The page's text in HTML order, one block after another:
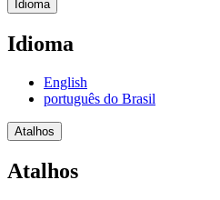
Idioma
Idioma
English
português do Brasil
Atalhos
Atalhos